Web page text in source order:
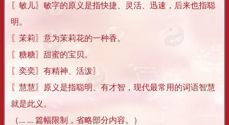
〖敏儿〗敏字的原义是指快捷、灵活、迅速，后来也指聪
明。
〖茉莉〗意为茉莉花的一种香。
〖糖糖〗甜蜜的宝贝。
〖奕奕〗有精神、活泼〗
〖慧慧〗原义是指聪明、有才智，现代最常用的词语智慧
就是此义。
（... ... 篇幅限制，省略部分内容。）